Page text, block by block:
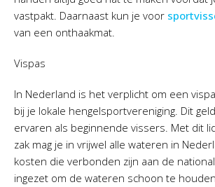
vastpakt. Daarnaast kun je voor
van een onthaakmat.
Vispas
In Nederland is het verplicht om een
bij je lokale hengelsportvereniging. Dit
ervaren als beginnende vissers. Met dit
zak mag je in vrijwel alle wateren in
kosten die verbonden zijn aan de
ingezet om de wateren schoon te